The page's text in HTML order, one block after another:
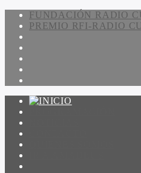
FUNDACIÓN RADIO
PREMIO RFI-RADIO